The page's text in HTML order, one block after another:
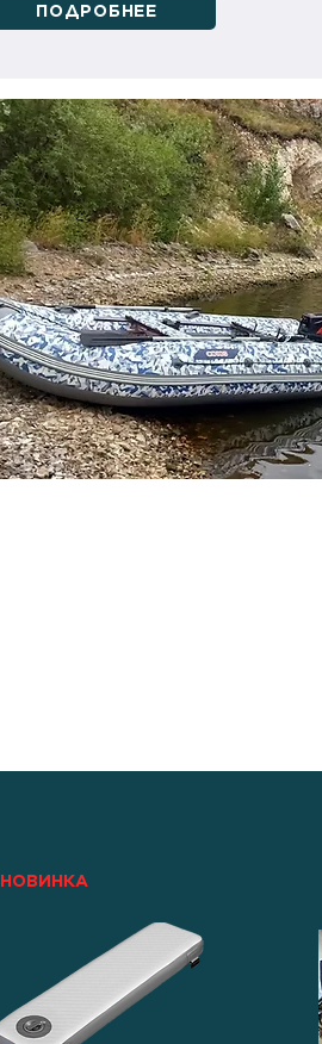
ПОДРОБНЕЕ
НОВИНКА